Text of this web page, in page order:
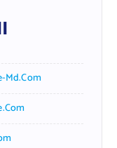
Md.com